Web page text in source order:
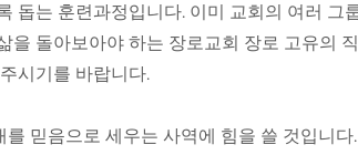
돕는 훈련과정입니다. 이미 교회의 여러 그
돌아보아야 하는 장로교회 장로 고유의
시기를 바랍니다.
믿음으로 세우는 사역에 힘을 쓸 것입니